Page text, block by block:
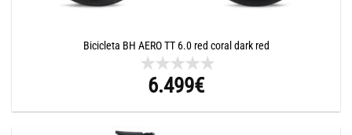
Bicicleta BH AERO TT 6.0 red coral dark red
6.499€